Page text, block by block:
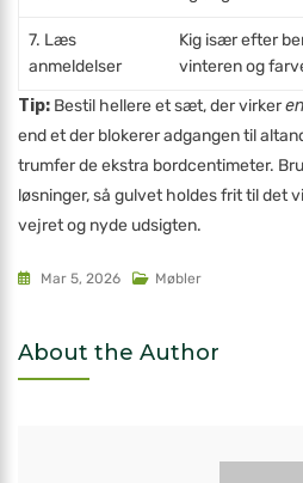
7. Læs
anmeldelser
Kig især efter
vinteren og
Tip: Bestil hellere et sæt, der virker
end et der blokerer adgangen til
trumfer de ekstra bordcentimeter.
løsninger, så gulvet holdes frit til det
vejret og nyde udsigten.
Mar 5, 2026 Møbler
About the Author